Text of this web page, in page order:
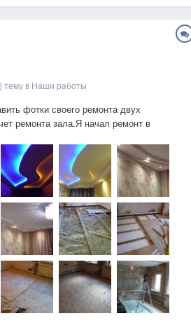
тему в Наши работы
фотки своего ремонта двух
ремонта зала.Я начал ремонт в
говоря я вообще ничего не знал
поэтому не судите строго мою с...